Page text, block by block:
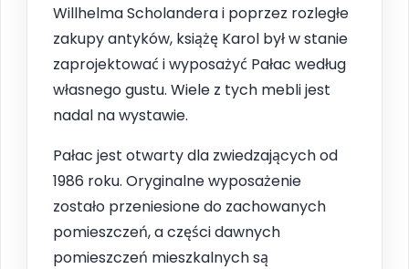
Willhelma Scholandera i poprzez rozległe
zakupy antyków, książę Karol był w stanie
zaprojektować i wyposażyć Pałac według
własnego gustu. Wiele z tych mebli jest
nadal na wystawie.
Pałac jest otwarty dla zwiedzających od
1986 roku. Oryginalne wyposażenie
zostało przeniesione do zachowanych
pomieszczeń, a części dawnych
pomieszczeń mieszkalnych są